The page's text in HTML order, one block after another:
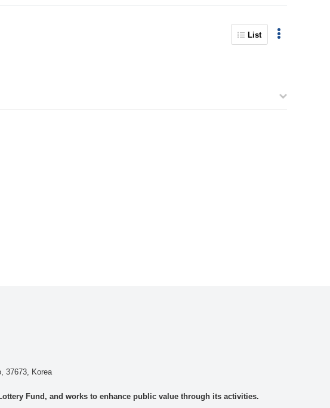
List
37673, Korea
Fund, and works to enhance public value through its activities.